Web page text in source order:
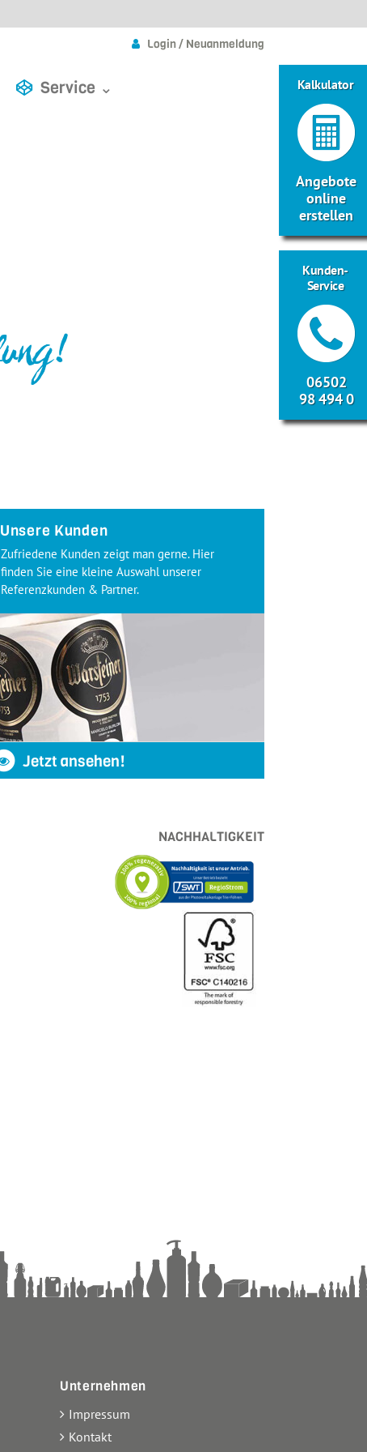
Kalkulator
Angebote
online
erstellen
Kunden-
Service
06502
98 494 0
Login / Neuanmeldung
Service ⌄
Unsere Kunden
Zufriedene Kunden zeigt man gerne. Hier
finden Sie eine kleine Auswahl unserer
Referenzkunden & Partner.
Jetzt ansehen!
NACHHALTIGKEIT
Unternehmen
Impressum
Kontakt